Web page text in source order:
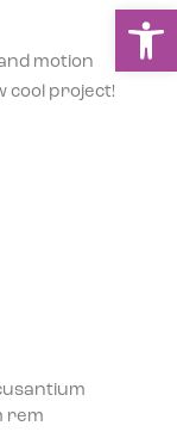
motion
cool project!
rem